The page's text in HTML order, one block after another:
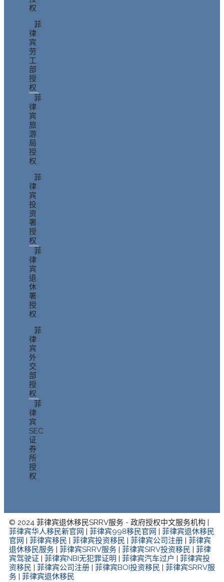
权
菲
律
宾
劳
工
部
授
权
菲
律
宾
旅
游
局
授
权
菲
律
宾
投
资
署
授
权
菲
律
宾
退
休
署
授
权
菲
律
宾
外
交
部
授
权
菲
律
宾
SEC
证
券
所
授
权
© 2024 菲律宾退休移民SRRV服务 - 政府授权中文服务机构 |
菲律宾华人移民新官网 | 菲律宾998移民官网 | 菲律宾退休移民
官网 | 菲律宾移民 | 菲律宾投资移民 | 菲律宾公司注册 | 菲律宾
退休移民服务 | 菲律宾SRRV服务 | 菲律宾SIRV投资移民 | 菲律
宾驾驶证 | 菲律宾NBI无犯罪证明 | 菲律宾汽车过户 | 菲律宾投
资移民 | 菲律宾公司注册 | 菲律宾BOI投资移民 | 菲律宾SRRV服
务 | 菲律宾退休移民